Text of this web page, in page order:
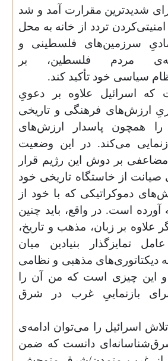
شدید‌ترین مقرارت آمد و شد
تردد از خانه به محل
سرزمین‌های فلسطینی و
مردم فلسطین، بر
سیاسی خود تأکید کند.
اسرائیل علاوه بر دعویِ
ارزش‌های فرهنگی و تاریخی
را همچون پاسدار ارزش‌های
می‌کند. در این وضعیت
مضاعفی بر دوش این رژیم قرار
صیانت از خاستگاه تاریخی خود
دموکراتیکی که با خود از
آورده است.‌ در واقع، باید چنین
علاوه بر زبان، مذهب و تاریخ،‌
تمایزگذار بنیادین میان
دیکتاتوری‌های مذهبی و نظامی
و این چیزی است که من آن‌ را
بازنماییِ غرب در شرق
اسرائیل را می‌توان ادامه‌ی
دانست که ضمن